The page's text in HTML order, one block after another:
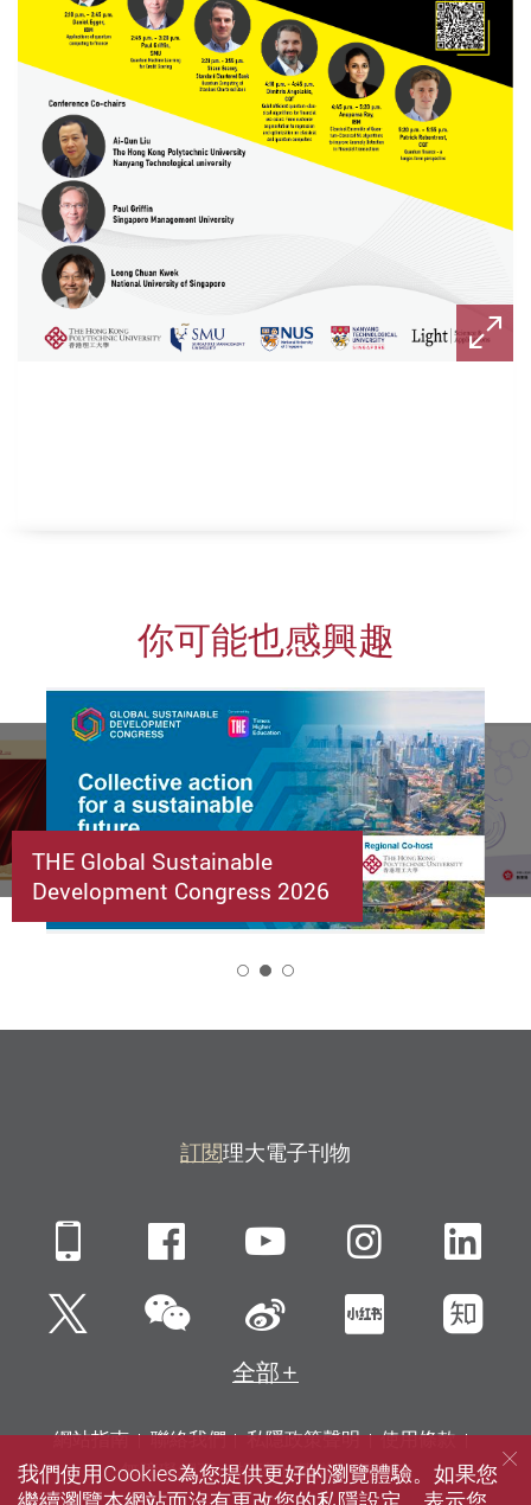
你可能也感興趣
THE Global Sustainable
Development Congress 2026
訂閱理大電子刊物
Mobile FacebookYouTube
Twitter微信 新浪微博小紅書知
全部
網站指南 聯絡我們 私隱政策聲明
使用條款
無障礙網頁
招聘 傳媒 圖書館
我們使用Cookies為您提供更好的瀏覽體驗。如果您